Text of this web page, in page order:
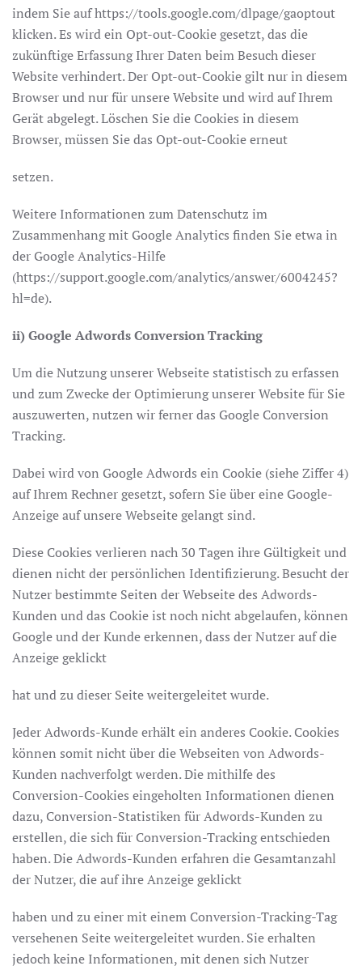
indem Sie auf https://tools.google.com/dlpage/gaoptout
klicken. Es wird ein Opt-out-Cookie gesetzt, das die
zukünftige Erfassung Ihrer Daten beim Besuch dieser
Website verhindert. Der Opt-out-Cookie gilt nur in diesem
Browser und nur für unsere Website und wird auf Ihrem
Gerät abgelegt. Löschen Sie die Cookies in diesem
Browser, müssen Sie das Opt-out-Cookie erneut
setzen.
Weitere Informationen zum Datenschutz im
Zusammenhang mit Google Analytics finden Sie etwa in
der Google Analytics-Hilfe
(https://support.google.com/analytics/answer/6004245?
hl=de).
ii) Google Adwords Conversion Tracking
Um die Nutzung unserer Webseite statistisch zu erfassen
und zum Zwecke der Optimierung unserer Website für Sie
auszuwerten, nutzen wir ferner das Google Conversion
Tracking.
Dabei wird von Google Adwords ein Cookie (siehe Ziffer 4)
auf Ihrem Rechner gesetzt, sofern Sie über eine Google-
Anzeige auf unsere Webseite gelangt sind.
Diese Cookies verlieren nach 30 Tagen ihre Gültigkeit und
dienen nicht der persönlichen Identifizierung. Besucht der
Nutzer bestimmte Seiten der Webseite des Adwords-
Kunden und das Cookie ist noch nicht abgelaufen, können
Google und der Kunde erkennen, dass der Nutzer auf die
Anzeige geklickt
hat und zu dieser Seite weitergeleitet wurde.
Jeder Adwords-Kunde erhält ein anderes Cookie. Cookies
können somit nicht über die Webseiten von Adwords-
Kunden nachverfolgt werden. Die mithilfe des
Conversion-Cookies eingeholten Informationen dienen
dazu, Conversion-Statistiken für Adwords-Kunden zu
erstellen, die sich für Conversion-Tracking entschieden
haben. Die Adwords-Kunden erfahren die Gesamtanzahl
der Nutzer, die auf ihre Anzeige geklickt
haben und zu einer mit einem Conversion-Tracking-Tag
versehenen Seite weitergeleitet wurden. Sie erhalten
jedoch keine Informationen, mit denen sich Nutzer